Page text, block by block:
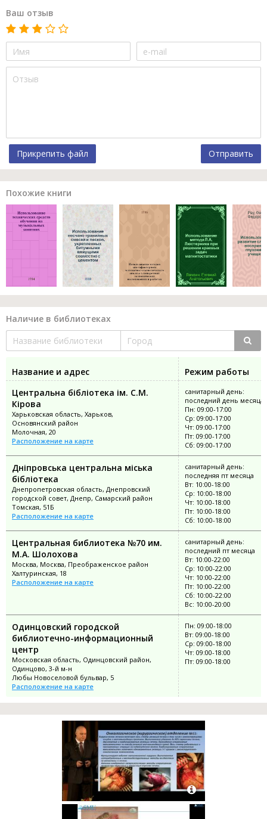
Ваш отзыв
Прикрепить файл Отправить
Похожие книги
Наличие в библиотеках
Название и адрес
Режим работы
Центральна бібліотека ім. С.М.
Кірова
Харьковская область, Харьков,
Основянский район
Молочная, 20
Расположение на карте
санитарный день:
последний день месяца
Пн: 09:00-17:00
Ср: 09:00-17:00
Чт: 09:00-17:00
Пт: 09:00-17:00
Сб: 09:00-17:00
Дніпровська центральна міська
бібліотека
Днепропетровская область, Днепровский
городской совет, Днепр, Самарский район
Томская, 51Б
Расположение на карте
санитарный день:
последняя пт месяца
Вт: 10:00-18:00
Ср: 10:00-18:00
Чт: 10:00-18:00
Пт: 10:00-18:00
Сб: 10:00-18:00
Центральная библиотека №70 им.
М.А. Шолохова
Москва, Москва, Преображенское район
Халтуринская, 18
Расположение на карте
санитарный день:
последний пт месяца
Вт: 10:00-22:00
Ср: 10:00-22:00
Чт: 10:00-22:00
Пт: 10:00-22:00
Сб: 10:00-22:00
Вс: 10:00-20:00
Одинцовский городской
библиотечно-информационный
центр
Московская область, Одинцовский район,
Одинцово, 3-й м-н
Любы Новоселовой бульвар, 5
Расположение на карте
Пн: 09:00-18:00
Вт: 09:00-18:00
Ср: 09:00-18:00
Чт: 09:00-18:00
Пт: 09:00-18:00